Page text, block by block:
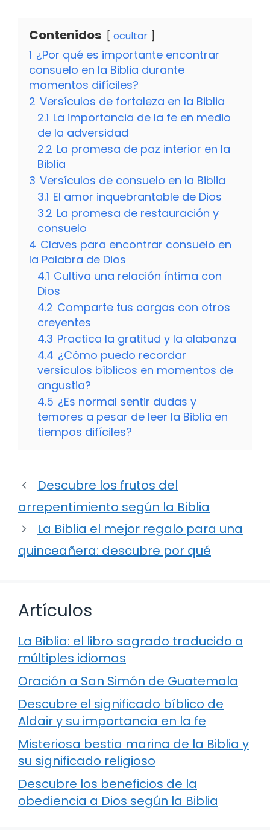
Contenidos ocultar
1 ¿Por qué es importante encontrar
consuelo en la Biblia durante
momentos difíciles?
2 Versículos de fortaleza en la Biblia
2.1 La importancia de la fe en medio
de la adversidad
2.2 La promesa de paz interior en la
Biblia
3 Versículos de consuelo en la Biblia
3.1 El amor inquebrantable de Dios
3.2 La promesa de restauración y
consuelo
4 Claves para encontrar consuelo en
la Palabra de Dios
4.1 Cultiva una relación íntima con
Dios
4.2 Comparte tus cargas con otros
creyentes
4.3 Practica la gratitud y la alabanza
4.4 ¿Cómo puedo recordar
versículos bíblicos en momentos de
angustia?
4.5 ¿Es normal sentir dudas y
temores a pesar de leer la Biblia en
tiempos difíciles?
Descubre los frutos del
arrepentimiento según la Biblia
La Biblia el mejor regalo para una
quinceañera: descubre por qué
Artículos
La Biblia: el libro sagrado traducido a
múltiples idiomas
Oración a San Simón de Guatemala
Descubre el significado bíblico de
Aldair y su importancia en la fe
Misteriosa bestia marina de la Biblia y
su significado religioso
Descubre los beneficios de la
obediencia a Dios según la Biblia